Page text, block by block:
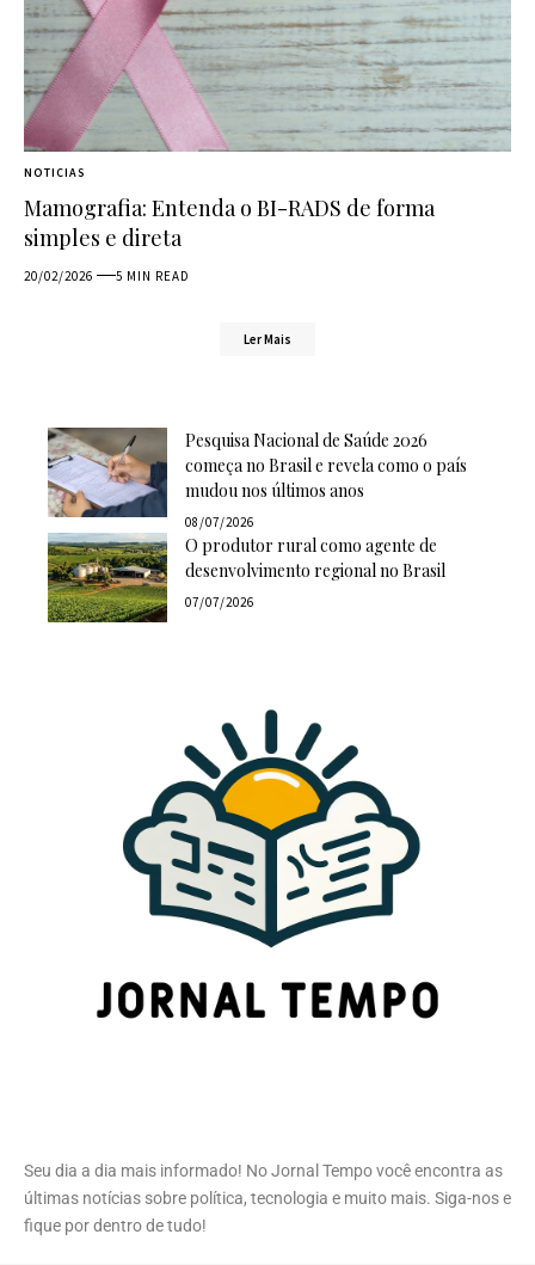
NOTICIAS
Mamografia: Entenda o BI-RADS de forma
simples e direta
20/02/2026 5 MIN READ
Ler Mais
Pesquisa Nacional de Saúde 2026
começa no Brasil e revela como o país
mudou nos últimos anos
08/07/2026
O produtor rural como agente de
desenvolvimento regional no Brasil
07/07/2026
Seu dia a dia mais informado! No Jornal Tempo você encontra as
últimas notícias sobre política, tecnologia e muito mais. Siga-nos e
fique por dentro de tudo!